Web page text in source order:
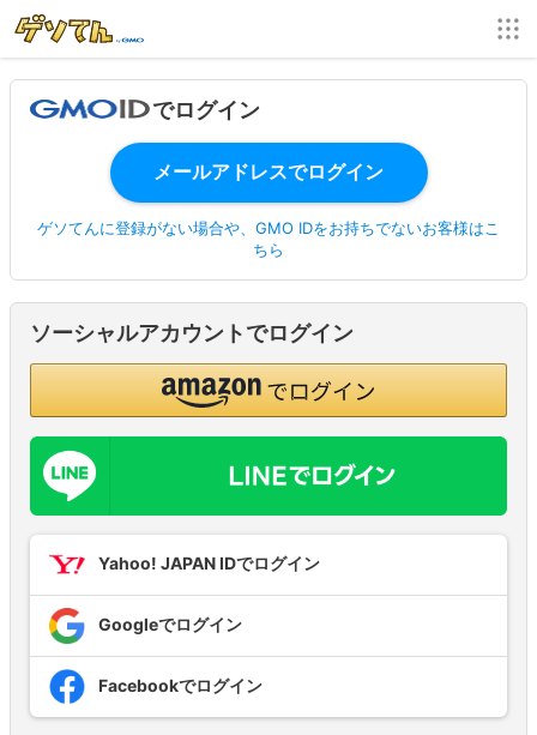
でログイン
ゲソてんに登録がない場合や、GMO IDをお持ちでないお客様はこ
ちら
ソーシャルアカウントでログイン
Yahoo! JAPAN IDでログイン
Googleでログイン
Facebookでログイン